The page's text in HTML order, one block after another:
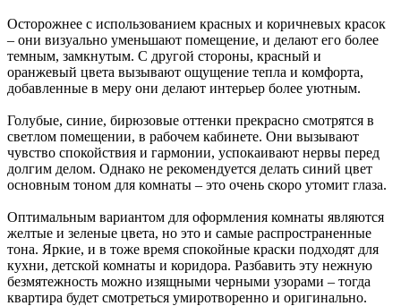
Осторожнее с использованием красных и коричневых красок
– они визуально уменьшают помещение, и делают его более
темным, замкнутым. С другой стороны, красный и
оранжевый цвета вызывают ощущение тепла и комфорта,
добавленные в меру они делают интерьер более уютным.
Голубые, синие, бирюзовые оттенки прекрасно смотрятся в
светлом помещении, в рабочем кабинете. Они вызывают
чувство спокойствия и гармонии, успокаивают нервы перед
долгим делом. Однако не рекомендуется делать синий цвет
основным тоном для комнаты – это очень скоро утомит глаза.
Оптимальным вариантом для оформления комнаты являются
желтые и зеленые цвета, но это и самые распространенные
тона. Яркие, и в тоже время спокойные краски подходят для
кухни, детской комнаты и коридора. Разбавить эту нежную
безмятежность можно изящными черными узорами – тогда
квартира будет смотреться умиротворенно и оригинально.